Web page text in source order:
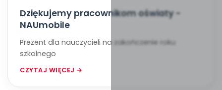
Dziękujemy pracownikom oświaty -
NAUmobile
Prezent dla nauczycieli na zakończenie roku
szkolnego
CZYTAJ WIĘCEJ →